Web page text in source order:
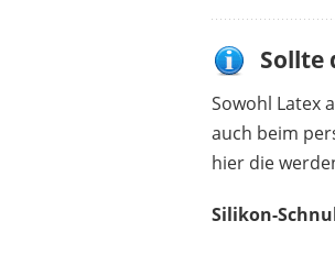
Sollte
Sowohl Latex
auch beim
hier die
Silikon-